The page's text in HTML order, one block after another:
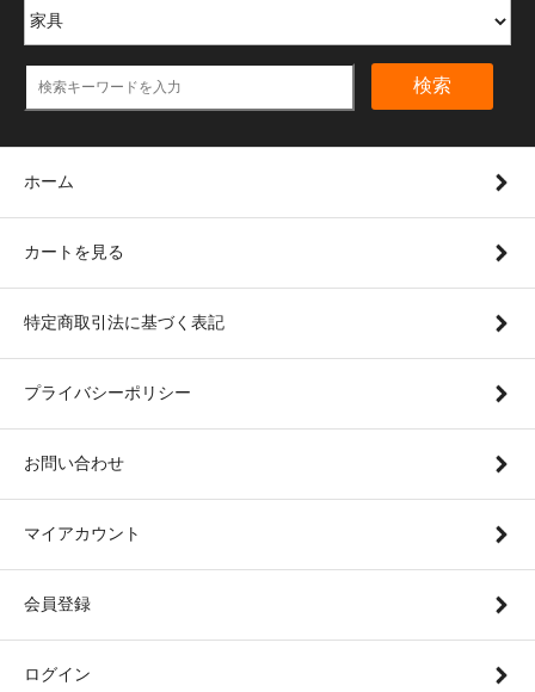
検索
ホーム
カートを見る
特定商取引法に基づく表記
プライバシーポリシー
お問い合わせ
マイアカウント
会員登録
ログイン